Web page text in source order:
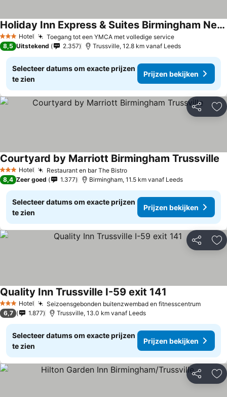
3 SterrenHotel Toegang tot een YMCA met volledige service
Holiday Inn Express & Suites Birmingham Ne - Trussville By Ihg
8,5 Uitstekend 2.357 Trussville, 12.8 km vanaf Leeds
Selecteer datums om exacte prijzen
te zien
Prijzen bekijken
Delen
3 SterrenHotel Restaurant en bar The Bistro
Courtyard by Marriott Birmingham Trussville
8,4 Zeer goed 1.377 Birmingham, 11.5 km vanaf Leeds
Selecteer datums om exacte prijzen
te zien
Prijzen bekijken
Delen
3 SterrenHotel Seizoensgebonden buitenzwembad en fitnesscentrum
Quality Inn Trussville I-59 exit 141
6,7 1.877 Trussville, 13.0 km vanaf Leeds
Selecteer datums om exacte prijzen
te zien
Prijzen bekijken
Delen